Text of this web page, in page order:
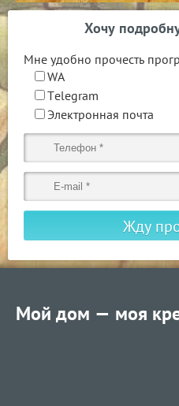
Хочу
Мне удобно прочесть
WA
Telegram
Электронная почта
Жду
Мой дом — моя